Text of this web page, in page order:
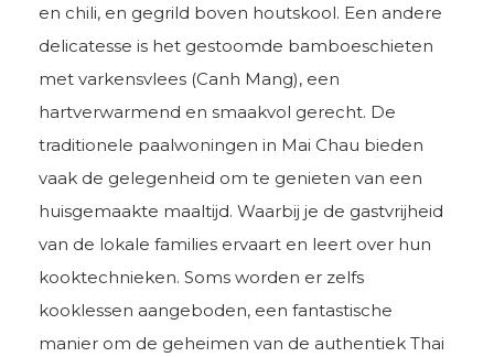
en chili, en gegrild boven houtskool. Een andere
delicatesse is het gestoomde bamboeschieten
met varkensvlees (Canh Mang), een
hartverwarmend en smaakvol gerecht. De
traditionele paalwoningen in Mai Chau bieden
vaak de gelegenheid om te genieten van een
huisgemaakte maaltijd. Waarbij je de gastvrijheid
van de lokale families ervaart en leert over hun
kooktechnieken. Soms worden er zelfs
kooklessen aangeboden, een fantastische
manier om de geheimen van de authentiek Thai